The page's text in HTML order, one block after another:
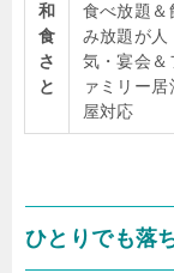
和
食
さ
と
食べ放題＆
み放題が人
気・宴会＆
ァミリー居
屋対応
ひとりでも落